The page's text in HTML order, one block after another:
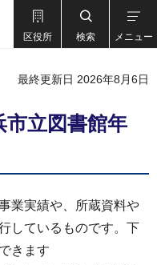
区役所 検索 メニュー
最終更新日 2026年8月6日
市立図書館年
業実績や、所蔵資料や
しているものです。下
きます